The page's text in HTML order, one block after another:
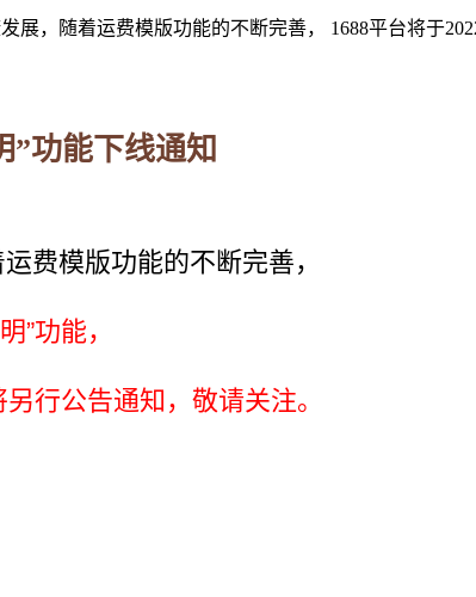
展，随着运费模版功能的不断完善， 1688平台将于
”功能下线通知
模版功能的不断完善，
”功能，
行公告通知，敬请关注。